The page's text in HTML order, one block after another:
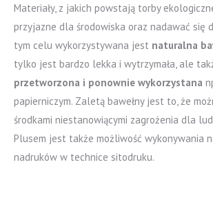
Materiały, z jakich powstają torby
przyjazne dla środowiska oraz nadawać się
tym celu wykorzystywana jest naturalna
tylko jest bardzo lekka i wytrzymała, ale
przetworzona i ponownie wykorzystana
papierniczym. Zaletą bawełny jest to, że
środkami niestanowiącymi zagrożenia dla
Plusem jest także możliwość wykonywania
nadruków w technice sitodruku.